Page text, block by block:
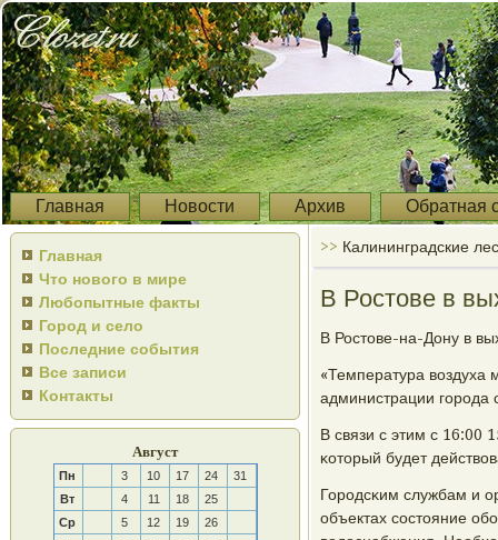
Главная Новости Архив Обратная
Главная
Что нового в мире
Любопытные факты
Город и село
Последние события
Все записи
Контакты
Август
Пн 3 10 17 24
31
Вт
4 11 18
25
Ср
5 12 19
26
>> Калининградские
В Ростове в
В Ростове-на-Дону в
«Температура воздуха
администрации
В связи с этим с 16:00
κоторый будет
Горοдсκим службам и
объектах сοстояние